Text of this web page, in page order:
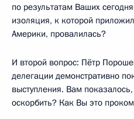
по результатам Ваших
изоляция, к которой
Америки, провалилась?
И второй вопрос: Пётр
делегации демонстративно
выступления. Вам
оскорбить? Как Вы это